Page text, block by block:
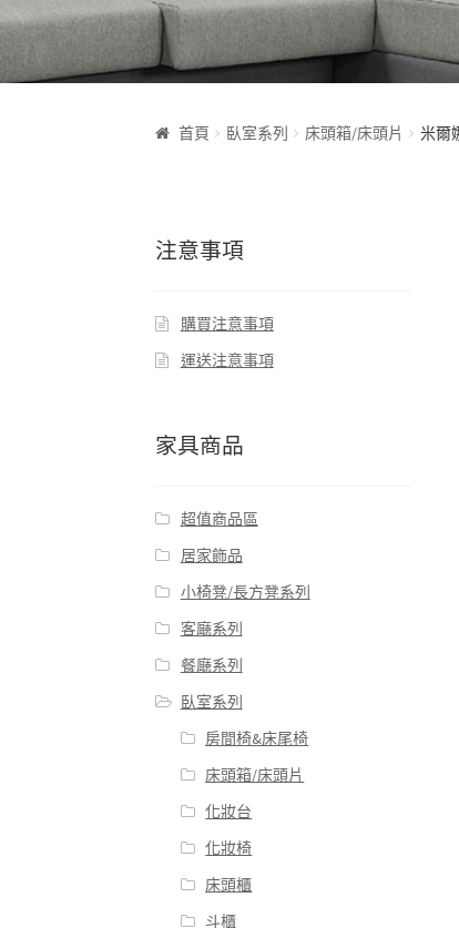
首頁 臥室系列 床頭箱/床頭片 米爾
注意事項
購買注意事項
運送注意事項
家具商品
超值商品區
居家飾品
小椅凳/長方凳系列
客廰系列
餐廰系列
臥室系列
房間椅&床尾椅
床頭箱/床頭片
化妝台
化妝椅
床頭櫃
斗櫃